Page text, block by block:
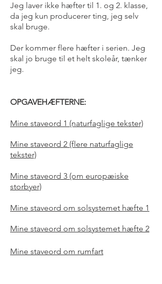
Jeg laver ikke hæfter til 1. og 2. klasse,
da jeg kun producerer ting, jeg selv
skal bruge.
Der kommer flere hæfter i serien. Jeg
skal jo bruge til et helt skoleår, tænker
jeg.
OPGAVEHÆFTERNE:
Mine staveord 1 (naturfaglige tekster)
Mine staveord 2 (flere naturfaglige
tekster)
Mine staveord 3 (om europæiske
storbyer)
Mine staveord om solsystemet hæfte 1
Mine staveord om solsystemet hæfte 2
Mine staveord om rumfart